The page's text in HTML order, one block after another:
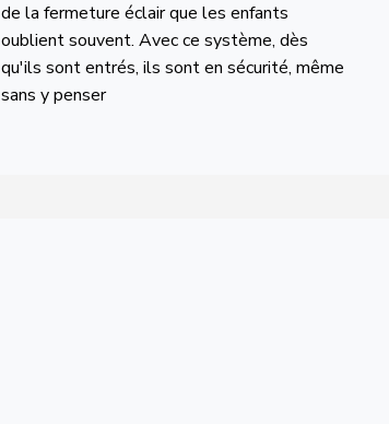
de la fermeture éclair que les enfants
oublient souvent. Avec ce système, dès
qu'ils sont entrés, ils sont en sécurité, même
sans y penser